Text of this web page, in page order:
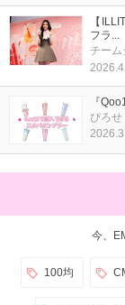
【
フラ...
チーム
『
ぴろせ
今、
100均